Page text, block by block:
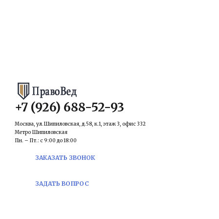
+7 (926) 688-52-93
Москва, ул.Шипиловская, д.58, к.1, этаж 3, офис 332
Метро Шипиловская
Пн. – Пт.: с 9:00 до 18:00
ЗАКАЗАТЬ ЗВОНОК
ЗАДАТЬ ВОПРОС